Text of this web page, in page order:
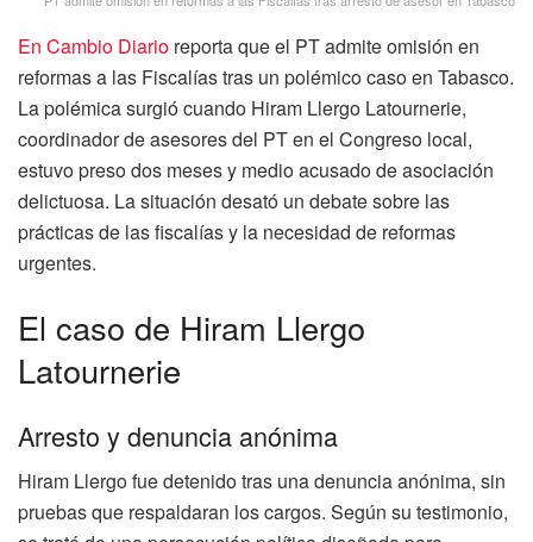
En Cambio Diario reporta que el PT admite omisión en
reformas a las Fiscalías tras un polémico caso en Tabasco.
La polémica surgió cuando Hiram Llergo Latournerie,
coordinador de asesores del PT en el Congreso local,
estuvo preso dos meses y medio acusado de asociación
delictuosa. La situación desató un debate sobre las
prácticas de las fiscalías y la necesidad de reformas
urgentes.
El caso de Hiram Llergo
Latournerie
Arresto y denuncia anónima
Hiram Llergo fue detenido tras una denuncia anónima, sin
pruebas que respaldaran los cargos. Según su testimonio,